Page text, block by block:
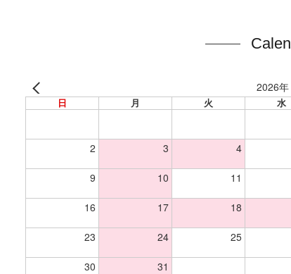
2026年
日 月 火 水
2 3 4
9 10 11
16 17 18
23 24 25
30 31